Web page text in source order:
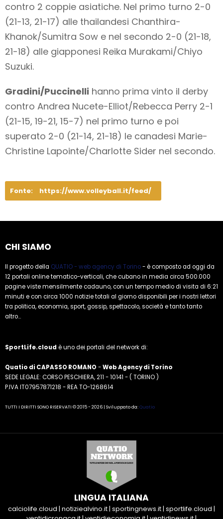
contro 2 coppie asiatiche. Nel primo turno 2-0
(21-13, 21-17) alle thailandesi Chanthira-
Khanok/Sumitra Sow e nel secondo 2-0 (21-18,
21-18) alle giapponesi Reika Murakami/Chiyo
Suzuki.
Gradini/Puccinelli hanno prima vinto il derby
contro Andrea Nucete-Elliot/Rebecca Perry 2-1
(21-15, 19-21, 15-7) nel primo turno e poi
superato 2-0 (21-14, 21-18) le canadesi Marie-
Christine Lapointe/Charlotte Sider nel secondo.
Fonte: https://www.volleyball.it/feed/
CHI SIAMO
Il progetto della QUATIO - web agency di Torino- è composto ad oggi da
12 portali online tematico-verticali, che cubano in media circa 500.000
pagine viste mensilmente cadauno, con un tempo medio di visita di 6:21
minuti e con circa 1000 notizie totali al giorno disponibili per i nostri lettori
tra politica, economia, sport, gossip, spettacolo, società e tanto tanto
altro...
SportLife.cloud è uno dei portali del network di:
Quatio di CAPASSO ROMANO -Web Agency di Torino
SEDE LEGALE: CORSO PESCHIERA, 211 - 10141 - ( TORINO )
P.IVA IT07957871218 - REA TO-1268614
TUTTI I DIRITTI SONO RISERVATI © 2015 - 2026 | Sviluppato da:Quatio
LINGUA ITALIANA
calciolife.cloud | notiziealvino.it| sportingnews.it| sportlife.cloud |